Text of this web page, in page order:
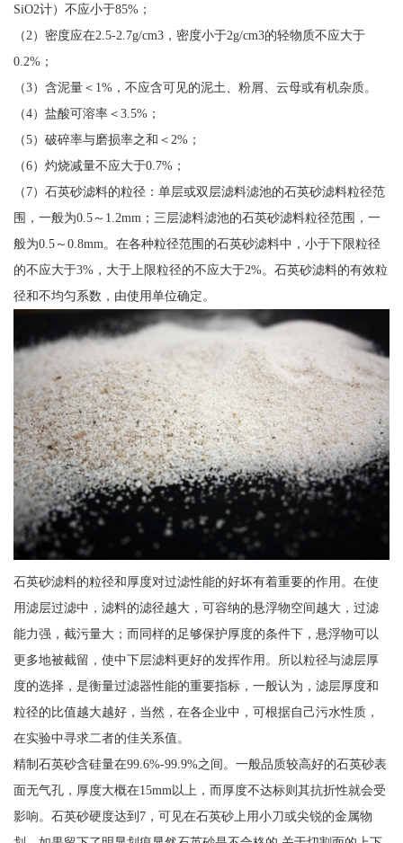
SiO2计）不应小于85%；
（2）密度应在2.5-2.7g/cm3，密度小于2g/cm3的轻物质不应大于
0.2%；
（3）含泥量＜1%，不应含可见的泥土、粉屑、云母或有机杂质。
（4）盐酸可溶率＜3.5%；
（5）破碎率与磨损率之和＜2%；
（6）灼烧减量不应大于0.7%；
（7）石英砂滤料的粒径：单层或双层滤料滤池的石英砂滤料粒径范
围，一般为0.5～1.2mm；三层滤料滤池的石英砂滤料粒径范围，一
般为0.5～0.8mm。在各种粒径范围的石英砂滤料中，小于下限粒径
的不应大于3%，大于上限粒径的不应大于2%。石英砂滤料的有效粒
径和不均匀系数，由使用单位确定。
石英砂滤料的粒径和厚度对过滤性能的好坏有着重要的作用。在使
用滤层过滤中，滤料的滤径越大，可容纳的悬浮物空间越大，过滤
能力强，截污量大；而同样的足够保护厚度的条件下，悬浮物可以
更多地被截留，使中下层滤料更好的发挥作用。所以粒径与滤层厚
度的选择，是衡量过滤器性能的重要指标，一般认为，滤层厚度和
粒径的比值越大越好，当然，在各企业中，可根据自己污水性质，
在实验中寻求二者的佳关系值。
精制石英砂含硅量在99.6%-99.9%之间。一般品质较高好的石英砂表
面无气孔，厚度大概在15mm以上，而厚度不达标则其抗折性就会受
影响。石英砂硬度达到7，可见在石英砂上用小刀或尖锐的金属物